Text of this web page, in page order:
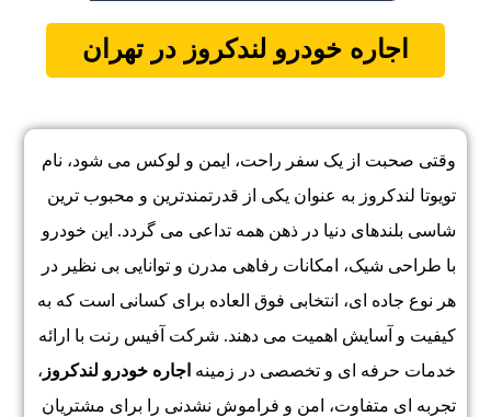
اجاره خودرو لندکروز در تهران
وقتی صحبت از یک سفر راحت، ایمن و لوکس می شود، نام
تویوتا لندکروز به عنوان یکی از قدرتمندترین و محبوب ترین
شاسی بلندهای دنیا در ذهن همه تداعی می گردد. این خودرو
با طراحی شیک، امکانات رفاهی مدرن و توانایی بی نظیر در
هر نوع جاده ای، انتخابی فوق العاده برای کسانی است که به
کیفیت و آسایش اهمیت می دهند. شرکت آفیس رنت با ارائه
خدمات حرفه ای و تخصصی در زمینه اجاره خودرو لندکروز ،
تجربه ای متفاوت، امن و فراموش نشدنی را برای مشتریان